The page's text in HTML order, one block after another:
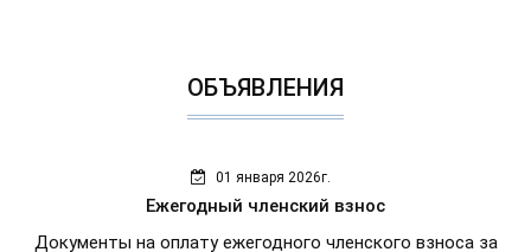
ОБЪЯВЛЕНИЯ
01 января 2026г.
Ежегодный членский взнос
Документы на оплату ежегодного членского взноса за